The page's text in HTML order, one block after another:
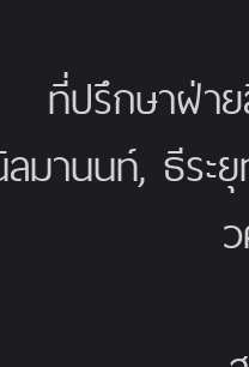
ที่ปรึกษาฝ่า
มานนท์, ธีร